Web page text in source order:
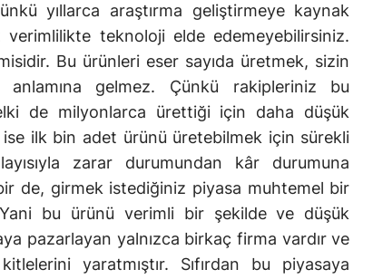
yıllarca araştırma geliştirmeye kaynak
verimlilikte teknoloji elde edemeyebilirsiniz.
Bu ürünleri eser sayıda üretmek, sizin
gelmez. Çünkü rakipleriniz bu
de milyonlarca ürettiği için daha düşük
ilk bin adet ürünü üretebilmek için sürekli
zarar durumundan kâr durumuna
de, girmek istediğiniz piyasa muhtemel bir
Yani bu ürünü verimli bir şekilde ve düşük
pazarlayan yalnızca birkaç firma vardır ve
yaratmıştır. Sıfırdan bu piyasaya